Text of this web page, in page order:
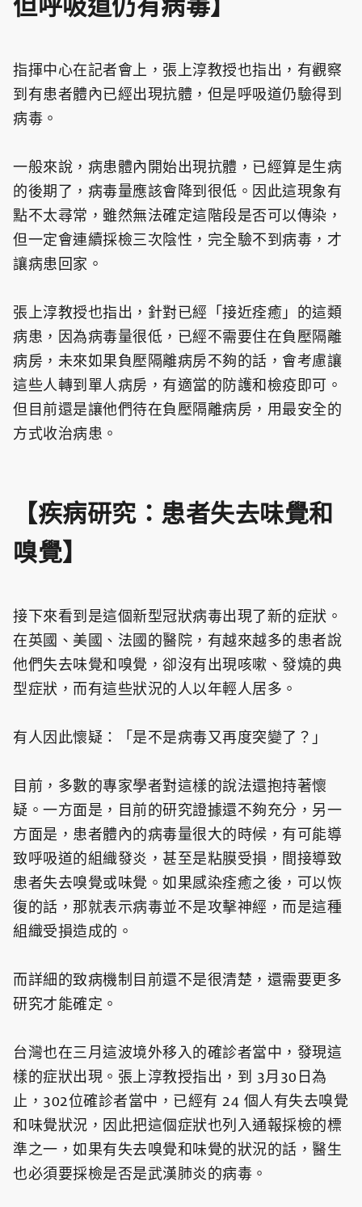
但呼吸道仍有病毒】
指揮中心在記者會上，張上淳教授也指出，有觀察
到有患者體內已經出現抗體，但是呼吸道仍驗得到
病毒。
一般來說，病患體內開始出現抗體，已經算是生病
的後期了，病毒量應該會降到很低。因此這現象有
點不太尋常，雖然無法確定這階段是否可以傳染，
但一定會連續採檢三次陰性，完全驗不到病毒，才
讓病患回家。
張上淳教授也指出，針對已經「接近痊癒」的這類
病患，因為病毒量很低，已經不需要住在負壓隔離
病房，未來如果負壓隔離病房不夠的話，會考慮讓
這些人轉到單人病房，有適當的防護和檢疫即可。
但目前還是讓他們待在負壓隔離病房，用最安全的
方式收治病患。
【疾病研究：患者失去味覺和
嗅覺】
接下來看到是這個新型冠狀病毒出現了新的症狀。
在英國、美國、法國的醫院，有越來越多的患者說
他們失去味覺和嗅覺，卻沒有出現咳嗽、發燒的典
型症狀，而有這些狀況的人以年輕人居多。
有人因此懷疑：「是不是病毒又再度突變了？」
目前，多數的專家學者對這樣的說法還抱持著懷
疑。一方面是，目前的研究證據還不夠充分，另一
方面是，患者體內的病毒量很大的時候，有可能導
致呼吸道的組織發炎，甚至是粘膜受損，間接導致
患者失去嗅覺或味覺。如果感染痊癒之後，可以恢
復的話，那就表示病毒並不是攻擊神經，而是這種
組織受損造成的。
而詳細的致病機制目前還不是很清楚，還需要更多
研究才能確定。
台灣也在三月這波境外移入的確診者當中，發現這
樣的症狀出現。張上淳教授指出，到 3月30日為
止，302位確診者當中，已經有 24 個人有失去嗅覺
和味覺狀況，因此把這個症狀也列入通報採檢的標
準之一，如果有失去嗅覺和味覺的狀況的話，醫生
也必須要採檢是否是武漢肺炎的病毒。